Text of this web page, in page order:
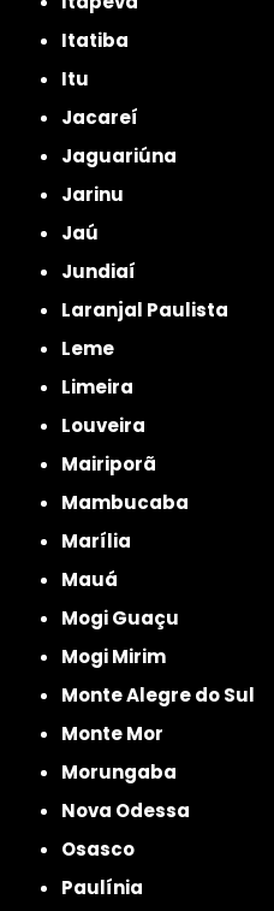
Itatiba
Itu
Jacareí
Jaguariúna
Jarinu
Jaú
Jundiaí
Laranjal Paulista
Leme
Limeira
Louveira
Mairiporã
Mambucaba
Marília
Mauá
Mogi Guaçu
Mogi Mirim
Monte Alegre do Sul
Monte Mor
Morungaba
Nova Odessa
Osasco
Paulínia